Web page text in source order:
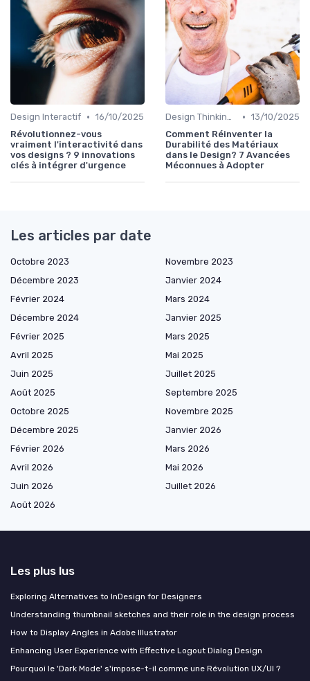
Design Interactif • 16/10/2025
Révolutionnez-vous
vraiment l'interactivité dans
vos designs ? 9 innovations
clés à intégrer d'urgence
Design Thinking et Stratégies UX • 13/10/2025
Comment Réinventer la
Durabilité des Matériaux
dans le Design? 7 Avancées
Méconnues à Adopter
Les articles par date
Octobre 2023
Novembre 2023
Décembre 2023
Janvier 2024
Février 2024
Mars 2024
Décembre 2024
Janvier 2025
Février 2025
Mars 2025
Avril 2025
Mai 2025
Juin 2025
Juillet 2025
Août 2025
Septembre 2025
Octobre 2025
Novembre 2025
Décembre 2025
Janvier 2026
Février 2026
Mars 2026
Avril 2026
Mai 2026
Juin 2026
Juillet 2026
Août 2026
Les plus lus
Exploring Alternatives to InDesign for Designers
Understanding thumbnail sketches and their role in the design process
How to Display Angles in Adobe Illustrator
Enhancing User Experience with Effective Logout Dialog Design
Pourquoi le 'Dark Mode' s'impose-t-il comme une Révolution UX/UI ?